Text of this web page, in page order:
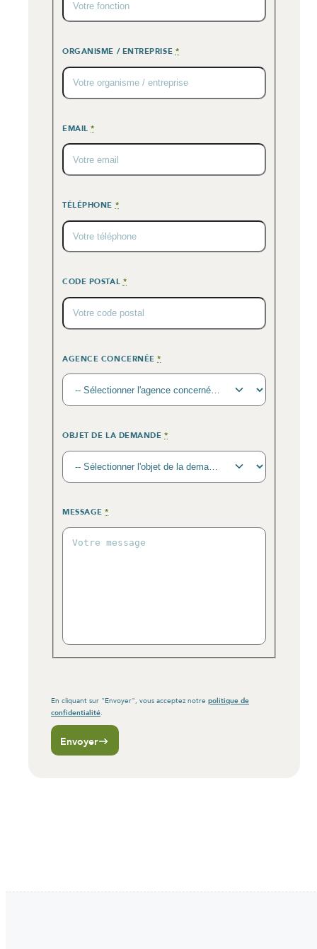
ORGANISME / ENTREPRISE *
EMAIL*
TÉLÉPHONE *
CODE POSTAL *
AGENCE CONCERNÉE*
OBJET DE LA DEMANDE *
MESSAGE*
En cliquant sur "Envoyer", vous acceptez notre politique de
confidentialité.
Envoyer